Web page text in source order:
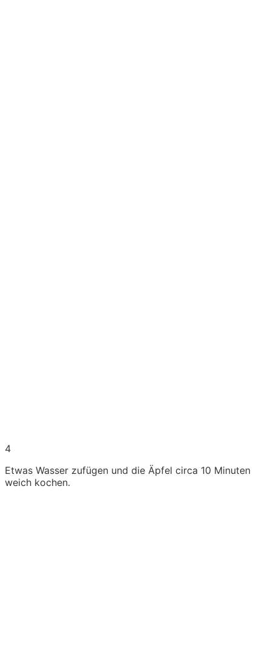
4
Etwas Wasser zufügen und die Äpfel circa 10 Minuten
weich kochen.